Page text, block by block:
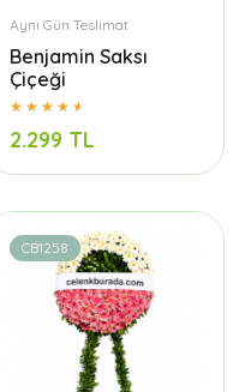
Aynı Gün Teslimat
Benjamin Saksı
Çiçeği
2.299 TL
CB1258